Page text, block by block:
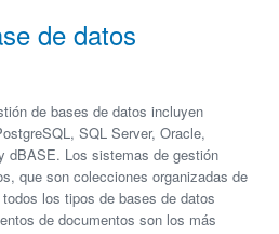
de datos
de bases de datos incluyen
SQL Server, Oracle,
dBASE. Los sistemas de gestión
que son colecciones organizadas de
los tipos de bases de datos
de documentos son los más